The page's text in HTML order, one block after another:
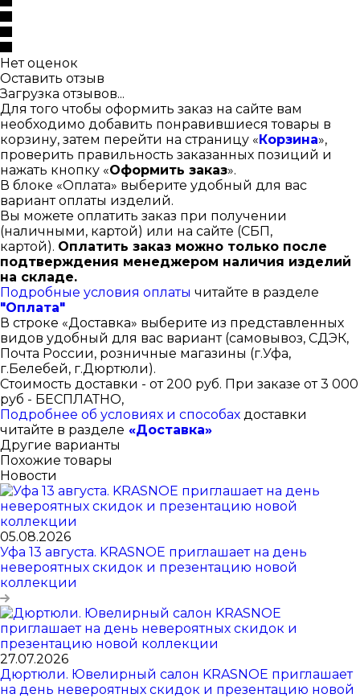
Нет оценок
Оставить отзыв
Загрузка отзывов...
Для того чтобы оформить заказ на сайте вам
необходимо добавить понравившиеся товары в
корзину, затем перейти на страницу «Корзина»,
проверить правильность заказанных позиций и
нажать кнопку «Оформить заказ».
В блоке «Оплата» выберите удобный для вас
вариант оплаты изделий.
Вы можете оплатить заказ при получении
(наличными, картой) или на сайте (СБП,
картой). Оплатить заказ можно только после
подтверждения менеджером наличия изделий
на складе.
Подробные условия оплаты читайте в разделе
"Оплата"
В строке «Доставка» выберите из представленных
видов удобный для вас вариант (самовывоз, СДЭК,
Почта России, розничные магазины (г.Уфа,
г.Белебей, г.Дюртюли).
Стоимость доставки - от 200 руб. При заказе от 3 000
руб - БЕСПЛАТНО,
Подробнее об условиях и способах доставки
читайте в разделе «Доставка»
Другие варианты
Похожие товары
Новости
05.08.2026
Уфа 13 августа. KRASNOE приглашает на день
невероятных скидок и презентацию новой
коллекции
27.07.2026
Дюртюли. Ювелирный салон KRASNOE приглашает
на день невероятных скидок и презентацию новой